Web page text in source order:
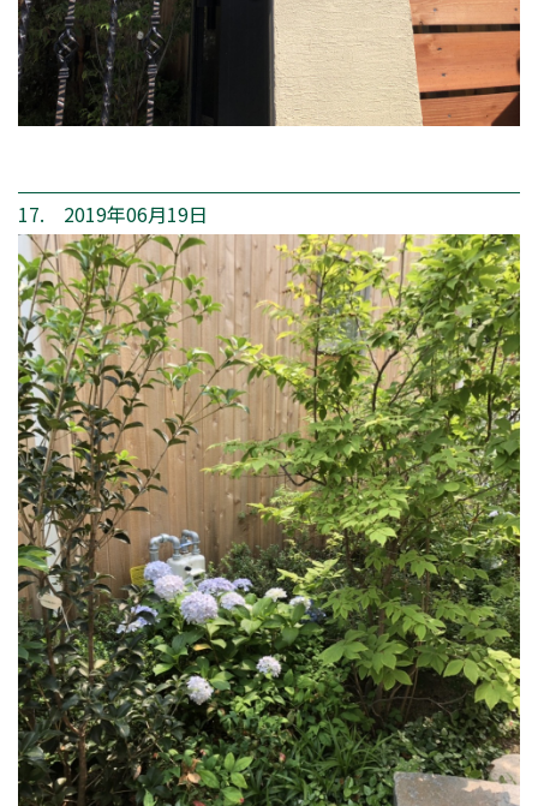
17. 2019年06月19日